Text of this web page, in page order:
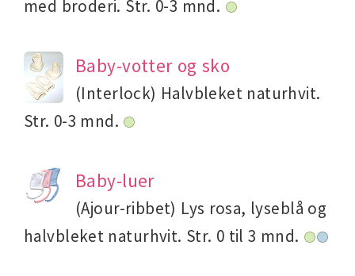
med broderi. Str. 0-3 mnd.
Baby-votter og sko
(Interlock) Halvbleket naturhvit.
Str. 0-3 mnd.
Baby-luer
(Ajour-ribbet) Lys rosa, lyseblå og
halvbleket naturhvit. Str. 0 til 3 mnd.